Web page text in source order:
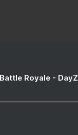
Royale - DayZ